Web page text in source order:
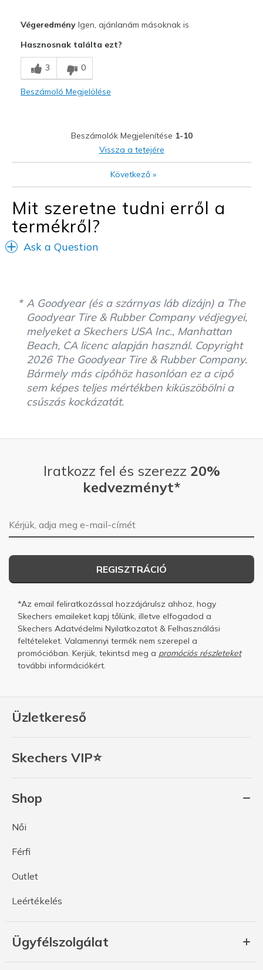
Stability
Legjobb használat
Great for standing on feet eight plus hours
Feels true to size
I'm Into Shoes
VégeredményIgen, ajánlanám másoknak is
Hasznosnak találta ezt?
3 0
Beszámoló Megjelölése
Beszámolók Megjelenítése 1-10
Vissza a tetejére
Következő»
Mit szeretne tudni erről a
termékről?
Ask a Question
A Goodyear (és a szárnyas láb dizájn) a The
Goodyear Tire & Rubber Company védjegyei,
melyeket a Skechers USA Inc., Manhattan
Beach, CA licenc alapján használ. Copyright
2026 The Goodyear Tire & Rubber Company.
Bármely más cipőhöz hasonlóan ez a cipő
sem képes teljes mértékben kiküszöbölni a
csúszás kockázatát.
Üzletkereső
Skechers VIP⭐
Shop
Női
Férfi
Outlet
Leértékelés
Ügyfélszolgálat
Iratkozz fel és szerezz 20%
kedvezményt*
E-mail-cím
REGISZTRÁCIÓ
*Az email feliratkozással hozzájárulsz ahhoz, hogy
Skechers emaileket kapj tőlünk, illetve elfogadod a
Skechers Adatvédelmi Nyilatkozatot & Felhasználási
feltételeket. Valamennyi termék nem szerepel a
promócióban. Kerjük, tekintsd meg a promóciós részleteket
további információkért.